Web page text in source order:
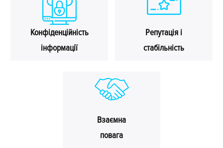
Конфіденційність
інформації
Репутація і
стабільність
Взаємна
повага